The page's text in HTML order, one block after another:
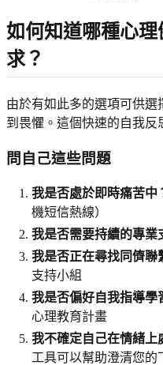
如何知道哪種心
求？
由於有如此多的選項可供
到畏懼。這個快速的自我反
問自己這些問題
我是否處於即時痛苦中
機短信熱線）
我是否需要持續的專業
我是否正在尋找同儕聯
支持小組
我是否偏好自我指導學
心理教育計畫
我不確定自己在情緒上
工具可以幫助澄清您的